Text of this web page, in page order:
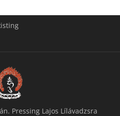
Pressing Lajos Lílávadzsra